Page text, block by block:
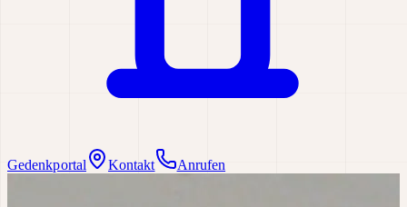
Gedenkportal Kontakt Anrufen